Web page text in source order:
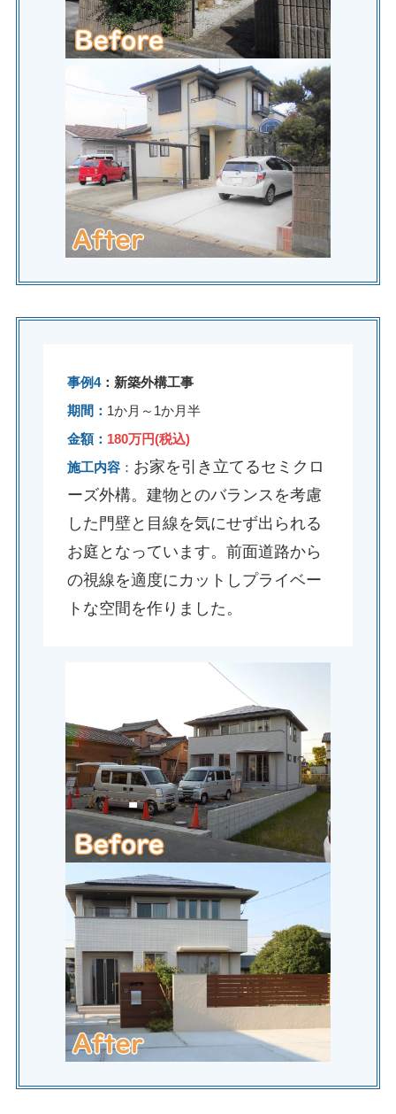
事例4：新築外構工事
期間： 1か月～1か月半
金額： 180万円(税込)
施工内容： お家を引き立てるセミクロ
ーズ外構。建物とのバランスを考慮
した門壁と目線を気にせず出られる
お庭となっています。前面道路から
の視線を適度にカットしプライベー
トな空間を作りました。